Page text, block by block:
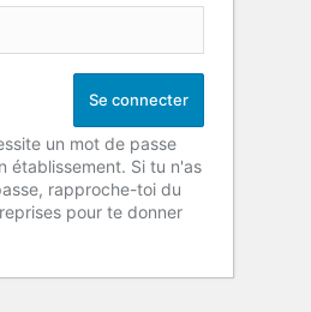
un mot de passe
établissement. Si tu n'as
rapproche-toi du
pour te donner